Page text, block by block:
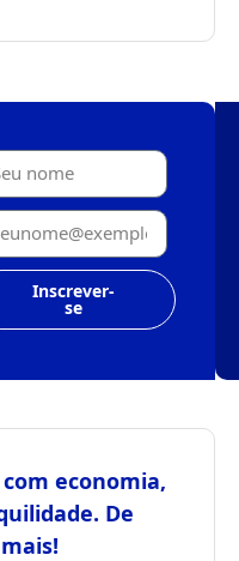
Inscrever-
se
economia,
De